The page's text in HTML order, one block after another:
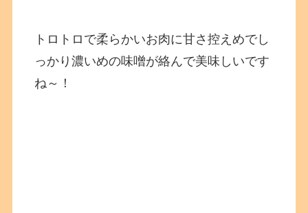
トロトロで柔らかいお肉に甘さ控えめでし
っかり濃いめの味噌が絡んで美味しいです
ね～！